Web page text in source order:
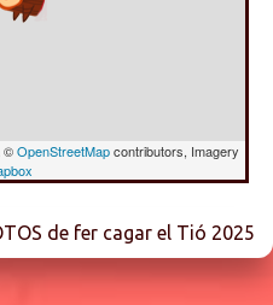
©OpenStreetMapcontributors, Imagery
de fer cagar el Tió 2025